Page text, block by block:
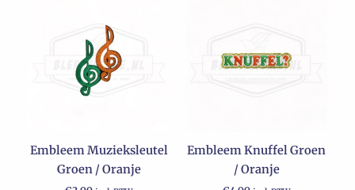
Embleem Muzieksleutel
Groen / Oranje
Embleem Knuffel Groen
/ Oranje